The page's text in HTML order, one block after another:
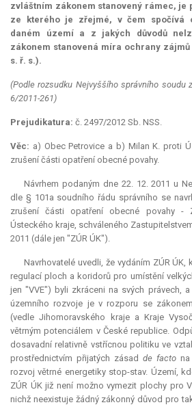
zvláštním zákonem stanovený rámec, je
ze kterého je zřejmé, v čem spočívá
daném území a z jakých důvodů
zákonem stanovená míra ochrany zájmů
s. ř. s.).
(Podle rozsudku Nejvyššího správního soudu
6/2011-261)
Prejudikatura: č. 2497/2012 Sb. NSS.
Věc: a) Obec Petrovice a b) Milan K. proti
zrušení části opatření obecné povahy.
Návrhem podaným dne 22. 12. 2011 u
dle § 101a soudního řádu správního se
zrušení části opatření obecné povahy -
Ústeckého kraje, schváleného
2011 (dále jen "ZÚR ÚK").
Navrhovatelé uvedli, že vydáním ZÚR ÚK,
regulací ploch a koridorů pro umístění
jen "VVE") byli zkráceni na svých právech,
územního rozvoje je v rozporu se
(vedle Jihomoravského kraje a Kraje
větrným potenciálem v České republice.
dosavadní relativně vstřícnou politiku ve
prostřednictvím přijatých zásad de facto
rozvoj větrné energetiky stop-stav. Území,
ZÚR ÚK již není možno vymezit plochy pro
nichž neexistuje žádný zákonný důvod pro